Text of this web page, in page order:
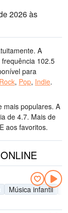
2026 às
A
frequência 102.5
para
Rock, Pop, Indie.
mais populares. A
de 4.7. Mais de
aos favoritos.
Música infantil